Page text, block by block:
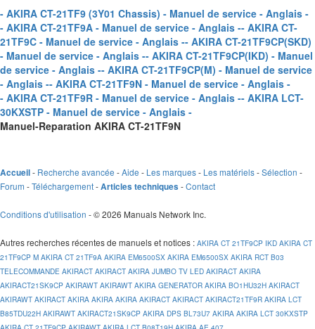
- AKIRA CT-21TF9 (3Y01 Chassis) - Manuel de service - Anglais -
- AKIRA CT-21TF9A - Manuel de service - Anglais -- AKIRA CT-
21TF9C - Manuel de service - Anglais -- AKIRA CT-21TF9CP(SKD)
- Manuel de service - Anglais -- AKIRA CT-21TF9CP(IKD) - Manuel
de service - Anglais -- AKIRA CT-21TF9CP(M) - Manuel de service
- Anglais -- AKIRA CT-21TF9N - Manuel de service - Anglais -
- AKIRA CT-21TF9R - Manuel de service - Anglais -- AKIRA LCT-
30KXSTP - Manuel de service - Anglais -
Manuel-Reparation AKIRA CT-21TF9N
Accueil- Recherche avancée -Aide - Les marques- Les matériels-Sélection -
Forum -Téléchargement-Articles techniques -Contact
Conditions d'utilisation - © 2026 Manuals Network Inc.
Autres recherches récentes de manuels et notices : AKIRA CT 21TF9CP IKD AKIRA CT
21TF9CP M AKIRA CT 21TF9A AKIRA EM6500SX AKIRA EM6500SX AKIRA RCT B03
TELECOMMANDE AKIRACT AKIRACT AKIRA JUMBO TV LED AKIRACT AKIRA
AKIRACT21SK9CP AKIRAWT AKIRAWT AKIRA GENERATOR AKIRA BO1HU32H AKIRACT
AKIRAWT AKIRACT AKIRA AKIRA AKIRA AKIRACT AKIRACT AKIRACT21TF9R AKIRA LCT
B85TDU22H AKIRAWT AKIRACT21SK9CP AKIRA DPS BL73U7 AKIRA AKIRA LCT 30KXSTP